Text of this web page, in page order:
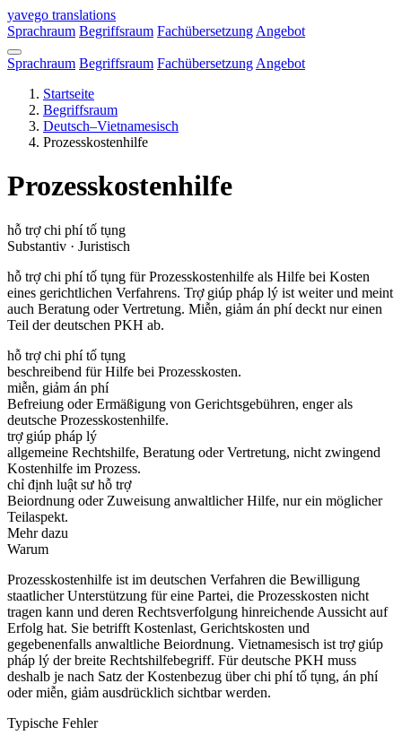
Direkt
zum
Inhalt
yavego translations
Sprachraum Begriffsraum Fachübersetzung Angebot
Sprachraum Begriffsraum Fachübersetzung Angebot
Pfadnavigation
Startseite
Begriffsraum
Deutsch–Vietnamesisch
Prozesskostenhilfe
Prozesskostenhilfe
hỗ trợ chi phí tố tụng
Substantiv · Juristisch
hỗ trợ chi phí tố tụng für Prozesskostenhilfe als Hilfe bei Kosten
eines gerichtlichen Verfahrens. Trợ giúp pháp lý ist weiter und meint
auch Beratung oder Vertretung. Miễn, giảm án phí deckt nur einen
Teil der deutschen PKH ab.
hỗ trợ chi phí tố tụng
beschreibend für Hilfe bei Prozesskosten.
miễn, giảm án phí
Befreiung oder Ermäßigung von Gerichtsgebühren, enger als
deutsche Prozesskostenhilfe.
trợ giúp pháp lý
allgemeine Rechtshilfe, Beratung oder Vertretung, nicht zwingend
Kostenhilfe im Prozess.
chỉ định luật sư hỗ trợ
Beiordnung oder Zuweisung anwaltlicher Hilfe, nur ein möglicher
Teilaspekt.
Mehr dazu
Warum
Prozesskostenhilfe ist im deutschen Verfahren die Bewilligung
staatlicher Unterstützung für eine Partei, die Prozesskosten nicht
tragen kann und deren Rechtsverfolgung hinreichende Aussicht auf
Erfolg hat. Sie betrifft Kostenlast, Gerichtskosten und
gegebenenfalls anwaltliche Beiordnung. Vietnamesisch ist trợ giúp
pháp lý der breite Rechtshilfebegriff. Für deutsche PKH muss
deshalb je nach Satz der Kostenbezug über chi phí tố tụng, án phí
oder miễn, giảm ausdrücklich sichtbar werden.
Typische Fehler